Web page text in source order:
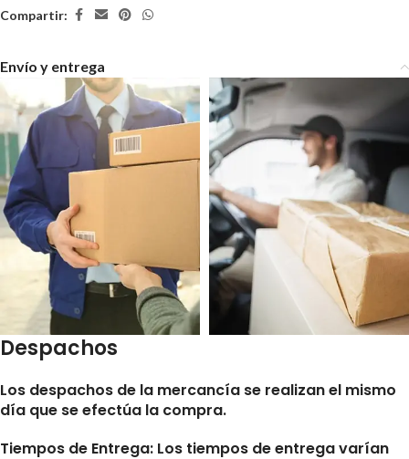
Compartir:
Envío y entrega
Despachos
Los despachos de la mercancía se realizan el mismo
día que se efectúa la compra.
Tiempos de Entrega: Los tiempos de entrega varían